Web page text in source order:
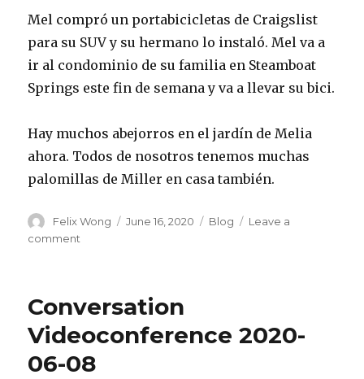
Mel compró un portabicicletas de Craigslist
para su SUV y su hermano lo instaló. Mel va a
ir al condominio de su familia en Steamboat
Springs este fin de semana y va a llevar su bici.
Hay muchos abejorros en el jardín de Melia
ahora. Todos de nosotros tenemos muchas
palomillas de Miller en casa también.
Author
Felix Wong
Posted
June 16, 2020 Categories
Blog
Leave a
comment
06-
Conversation
Videoconference 2020-
06-08